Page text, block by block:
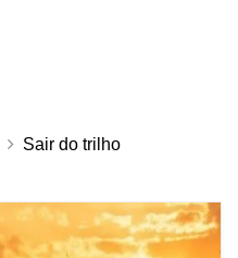
Sair do trilho